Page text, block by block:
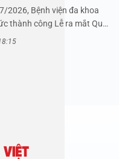
2026, Bệnh viện đa khoa
thành công Lễ ra mắt Quỹ